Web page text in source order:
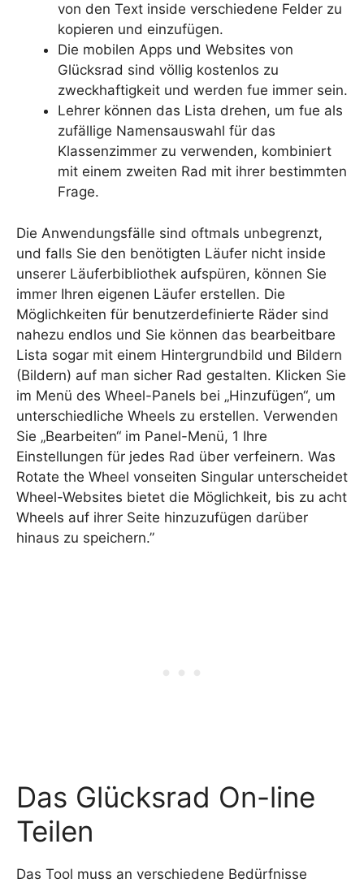
von den Text inside verschiedene Felder zu
kopieren und einzufügen.
Die mobilen Apps und Websites von
Glücksrad sind völlig kostenlos zu
zweckhaftigkeit und werden fue immer sein.
Lehrer können das Lista drehen, um fue als
zufällige Namensauswahl für das
Klassenzimmer zu verwenden, kombiniert
mit einem zweiten Rad mit ihrer bestimmten
Frage.
Die Anwendungsfälle sind oftmals unbegrenzt,
und falls Sie den benötigten Läufer nicht inside
unserer Läuferbibliothek aufspüren, können Sie
immer Ihren eigenen Läufer erstellen. Die
Möglichkeiten für benutzerdefinierte Räder sind
nahezu endlos und Sie können das bearbeitbare
Lista sogar mit einem Hintergrundbild und Bildern
(Bildern) auf man sicher Rad gestalten. Klicken Sie
im Menü des Wheel-Panels bei „Hinzufügen“, um
unterschiedliche Wheels zu erstellen. Verwenden
Sie „Bearbeiten“ im Panel-Menü, 1 Ihre
Einstellungen für jedes Rad über verfeinern. Was
Rotate the Wheel vonseiten Singular unterscheidet
Wheel-Websites bietet die Möglichkeit, bis zu acht
Wheels auf ihrer Seite hinzuzufügen darüber
hinaus zu speichern.”
Das Glücksrad On-line
Teilen
Das Tool muss an verschiedene Bedürfnisse